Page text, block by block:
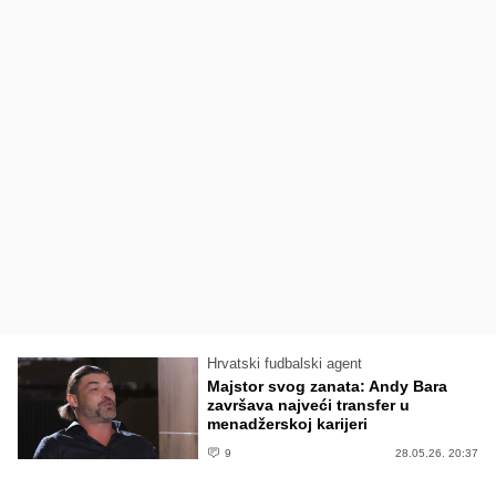
Hrvatski fudbalski agent
Majstor svog zanata: Andy Bara
završava najveći transfer u
menadžerskoj karijeri
9 28.05.26. 20:37